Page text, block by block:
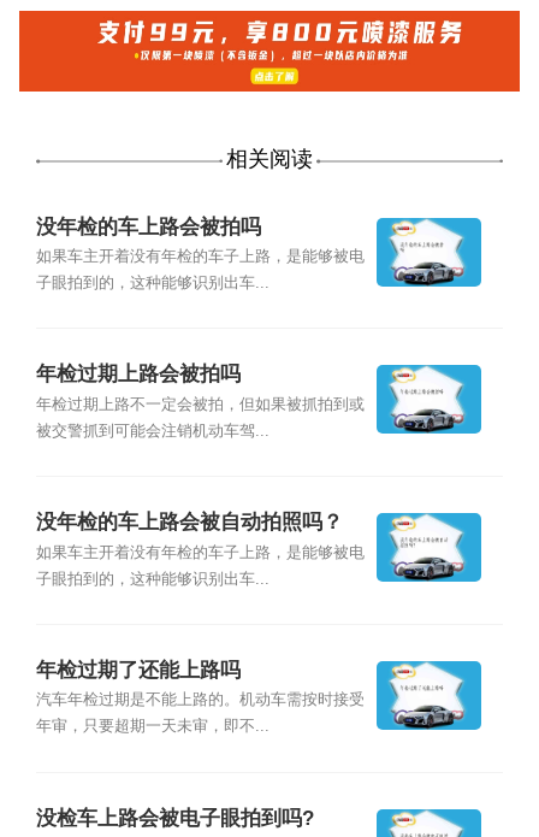
相关阅读
没年检的车上路会被拍吗
如果车主开着没有年检的车子上路，是能够被电
子眼拍到的，这种能够识别出车...
年检过期上路会被拍吗
年检过期上路不一定会被拍，但如果被抓拍到或
被交警抓到可能会注销机动车驾...
没年检的车上路会被自动拍照吗？
如果车主开着没有年检的车子上路，是能够被电
子眼拍到的，这种能够识别出车...
年检过期了还能上路吗
汽车年检过期是不能上路的。机动车需按时接受
年审，只要超期一天未审，即不...
没检车上路会被电子眼拍到吗?